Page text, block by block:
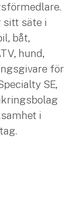
sitt säte i
båt,
hund,
för
SE,
i